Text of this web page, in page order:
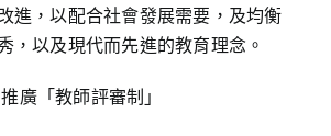
進，以配合社會發展需要，及均衡
，以及現代而先進的教育理念。
「教師評審制」